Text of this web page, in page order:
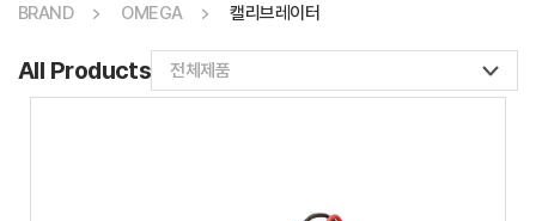
BRAND OMEGA 캘리브레이터
All Products 전체제품